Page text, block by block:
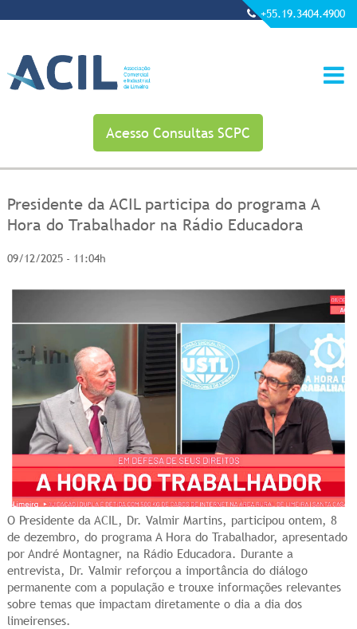
+55.19.3404.4900
Acesso Consultas SCPC
Presidente da ACIL participa do programa A
Hora do Trabalhador na Rádio Educadora
09/12/2025 - 11:04h
O Presidente da ACIL, Dr. Valmir Martins, participou ontem, 8
de dezembro, do programa A Hora do Trabalhador, apresentado
por André Montagner, na Rádio Educadora. Durante a
entrevista, Dr. Valmir reforçou a importância do diálogo
permanente com a população e trouxe informações relevantes
sobre temas que impactam diretamente o dia a dia dos
limeirenses.